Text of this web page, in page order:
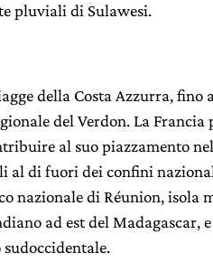
pluviali di Sulawesi.
della Costa Azzurra, fino
del Verdon. La
al suo piazzamento
al di fuori dei confini
nazionale di Réunion, isola
ad est del Madagascar,
sudoccidentale.